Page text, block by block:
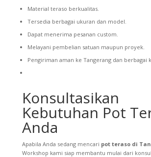
Material teraso berkualitas.
Tersedia berbagai ukuran dan model.
Dapat menerima pesanan custom.
Melayani pembelian satuan maupun proyek.
Pengiriman aman ke Tangerang dan berbagai
Konsultasikan
Kebutuhan Pot
Anda
Apabila Anda sedang mencari pot teraso di
Workshop kami siap membantu mulai dari